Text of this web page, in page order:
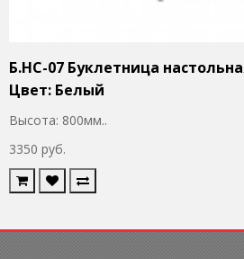
Б.НС-07 Буклетница
Цвет: Белый
Высота: 800мм..
3350 руб.